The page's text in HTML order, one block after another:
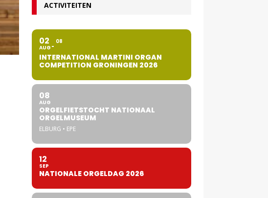
ACTIVITEITEN
02
AUG
08
INTERNATIONAL MARTINI ORGAN
COMPETITION GRONINGEN 2026
08
AUG
ORGELFIETSTOCHT NATIONAAL
ORGELMUSEUM
ELBURG • EPE
12
SEP
NATIONALE ORGELDAG 2026